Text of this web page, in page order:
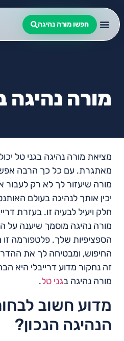
חפשו מורה נהיגה
מורה נהיגה
מציאת מורה נהיגה בגני טל
מאתגרת. עם כל כך הרבה
מורה שיעזור לך לא רק
יכין אותך לנהיגה בעולם
חלק ויעיל לבעיה זו. בעזרת
מורה נהיגה מוסמך שיענה על
הספציפיות שלך. פלטפורמה
החיפוש, ומבטיחה לך את
זה נחקור מדוע דרייבלי היא
מורה נהיגה בגני טל.
מדוע חשוב
הנהיגה הנכון?